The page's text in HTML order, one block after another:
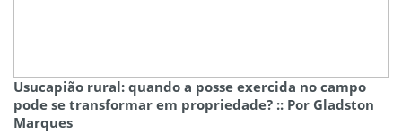
Usucapião rural: quando a posse exercida no campo
pode se transformar em propriedade? :: Por Gladston
Marques